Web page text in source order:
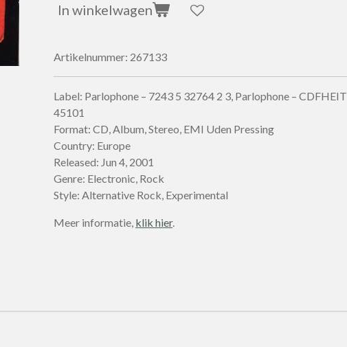
In winkelwagen
Artikelnummer: 267133
Label: Parlophone – 7243 5 32764 2 3, Parlophone – CDFHEIT
45101
Format: CD, Album, Stereo, EMI Uden Pressing
Country: Europe
Released: Jun 4, 2001
Genre: Electronic, Rock
Style: Alternative Rock, Experimental
Meer informatie, klik hier.